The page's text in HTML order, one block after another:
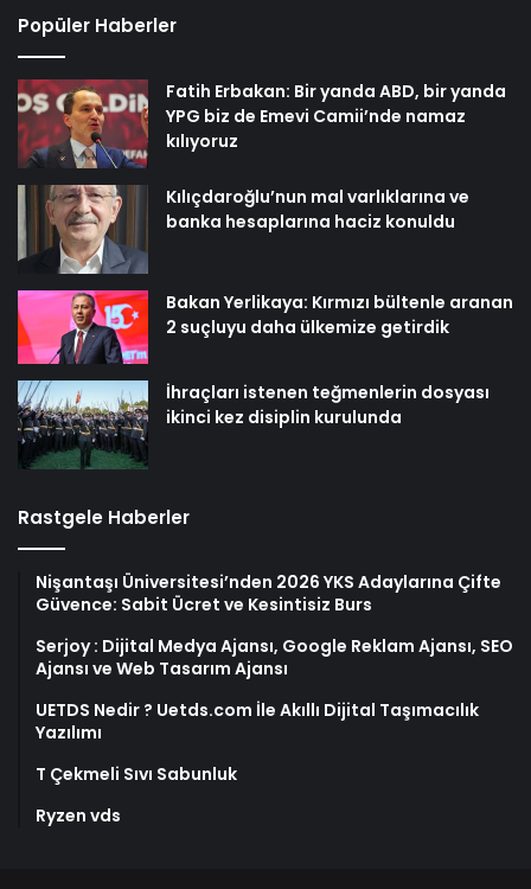
Popüler Haberler
Fatih Erbakan: Bir yanda ABD, bir yanda
YPG biz de Emevi Camii’nde namaz
kılıyoruz
Kılıçdaroğlu’nun mal varlıklarına ve
banka hesaplarına haciz konuldu
Bakan Yerlikaya: Kırmızı bültenle aranan
2 suçluyu daha ülkemize getirdik
İhraçları istenen teğmenlerin dosyası
ikinci kez disiplin kurulunda
Rastgele Haberler
Nişantaşı Üniversitesi’nden 2026 YKS Adaylarına Çifte
Güvence: Sabit Ücret ve Kesintisiz Burs
Serjoy : Dijital Medya Ajansı, Google Reklam Ajansı, SEO
Ajansı ve Web Tasarım Ajansı
UETDS Nedir ? Uetds.com İle Akıllı Dijital Taşımacılık
Yazılımı
T Çekmeli Sıvı Sabunluk
Ryzen vds